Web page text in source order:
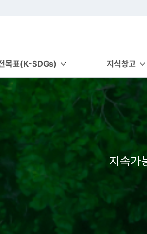
목표(K-SDGs) 지식창고
지속가